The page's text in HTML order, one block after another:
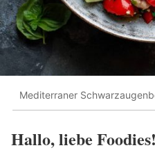
Mediterraner
Hallo, liebe